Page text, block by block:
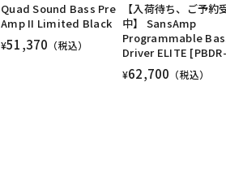
Quad Sound Bass Pre
Amp II Limited Black
¥51,370 （税込）
【入荷待ち、ご予約
中】 SansAmp
Programmable
Driver ELITE
¥62,700 （税込）